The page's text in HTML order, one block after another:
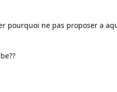
pourquoi ne pas proposer a